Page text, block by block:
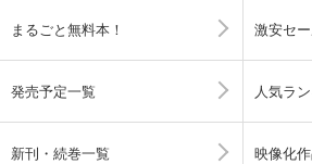
まるごと無料本！ 激安セ
発売予定一覧 人気ラ
新刊・続巻一覧 映像化